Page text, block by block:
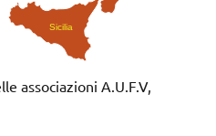
Sicilia
associazioni A.U.F.V,